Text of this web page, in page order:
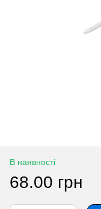
В наявності
68.00 грн